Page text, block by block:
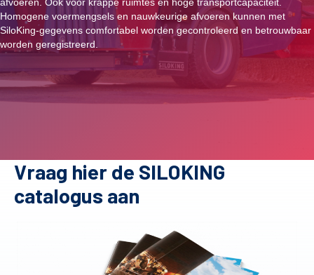
afvoeren. Ook voor krappe ruimtes en hoge transportcapaciteit.
Homogene voermengsels en nauwkeurige afvoeren kunnen met
SiloKing-gegevens comfortabel worden gecontroleerd en betrouwbaar
worden geregistreerd.
Vraag hier de SILOKING
catalogus aan